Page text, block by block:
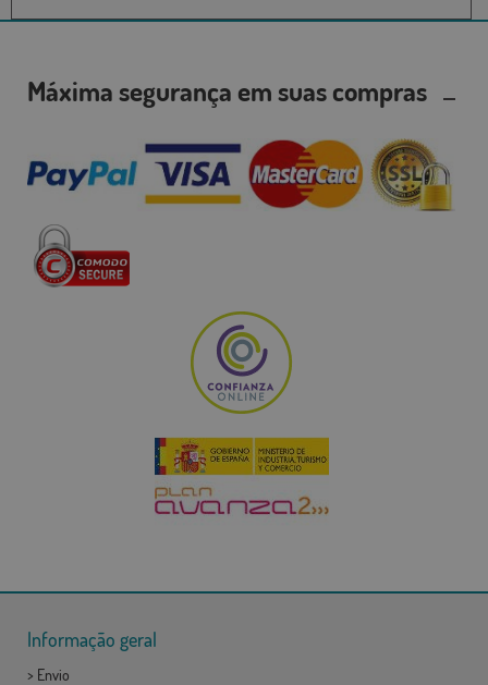
Máxima segurança em suas compras
Informação geral
> Envio